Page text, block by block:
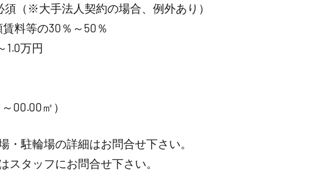
※大手法人契約の場合、例外あり）
料等の30％～50％
1.0万円
00.00㎡）
駐輪場の詳細はお問合せ下さい。
タッフにお問合せ下さい。